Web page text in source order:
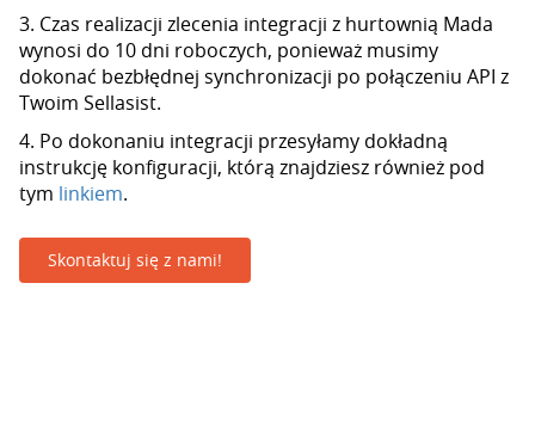
3. Czas realizacji zlecenia integracji z hurtownią Mada
wynosi do 10 dni roboczych, ponieważ musimy
dokonać bezbłędnej synchronizacji po połączeniu API z
Twoim Sellasist.
4. Po dokonaniu integracji przesyłamy dokładną
instrukcję konfiguracji, którą znajdziesz również pod
tym linkiem.
Skontaktuj się z nami!